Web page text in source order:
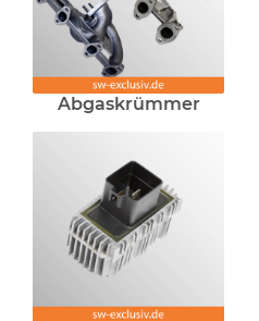
Abgaskrümmer